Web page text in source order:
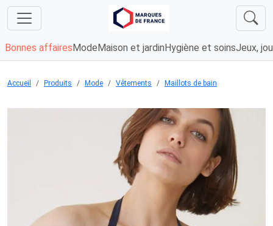
Bonnes affaires Mode Maison et jardin Hygiène et soinsJeux,
Accueil Produits Mode Vêtements Maillots de bain